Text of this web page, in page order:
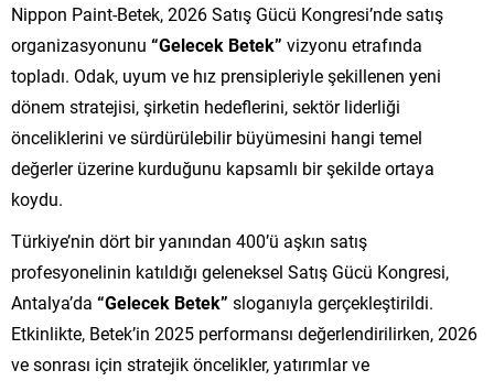
Nippon Paint-Betek, 2026 Satış Gücü Kongresi’nde satış
organizasyonunu “Gelecek Betek” vizyonu etrafında
topladı. Odak, uyum ve hız prensipleriyle şekillenen yeni
dönem stratejisi, şirketin hedeflerini, sektör liderliği
önceliklerini ve sürdürülebilir büyümesini hangi temel
değerler üzerine kurduğunu kapsamlı bir şekilde ortaya
koydu.
Türkiye’nin dört bir yanından 400’ü aşkın satış
profesyonelinin katıldığı geleneksel Satış Gücü Kongresi,
Antalya’da “Gelecek Betek” sloganıyla gerçekleştirildi.
Etkinlikte, Betek’in 2025 performansı değerlendirilirken, 2026
ve sonrası için stratejik öncelikler, yatırımlar ve